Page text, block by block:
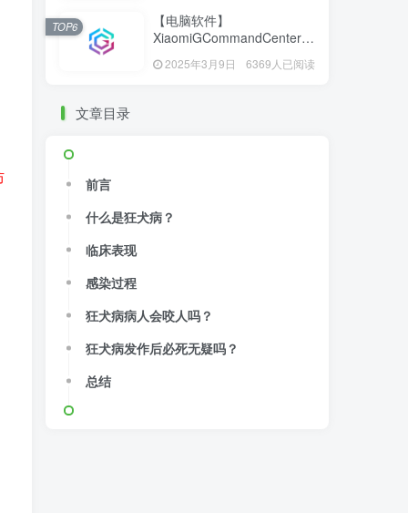
【电脑软件】
XiaomiGCommandCenter—
小米G控制中心
2025年3月9日 6369人已阅读
TOP6
文章目录
前言
什么是狂犬病？
临床表现
感染过程
狂犬病病人会咬人吗？
狂犬病发作后必死无疑吗？
总结